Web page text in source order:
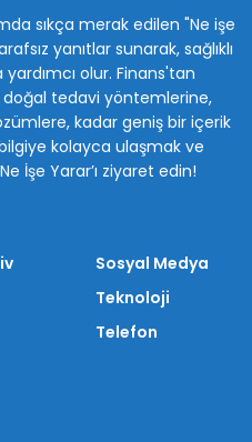
sıkça merak edilen "Ne işe
yanıtlar sunarak, sağlıklı
olur. Finans'tan
doğal tedavi yöntemlerine,
kadar geniş bir içerik
kolayca ulaşmak ve
İşe Yarar’ı ziyaret edin!
Sosyal Medya
Teknoloji
Telefon